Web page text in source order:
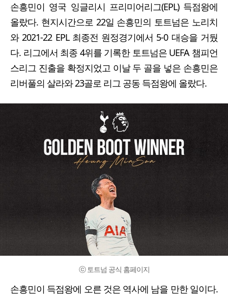
손흥민이 영국 잉글리시 프리미어리그(EPL) 득점왕에
올랐다. 현지시간으로 22일 손흥민의 토트넘은 노리치
와 2021-22 EPL 최종전 원정경기에서 5-0 대승을 거뒀
다. 리그에서 최종 4위를 기록한 토트넘은 UEFA 챔피언
스리그 진출을 확정지었고 이날 두 골을 넣은 손흥민은
리버풀의 살라와 23골로 리그 공동 득점왕에 올랐다.
ⓒ 토트넘 공식 홈페이지
손흥민이 득점왕에 오른 것은 역사에 남을 만한 일이다.